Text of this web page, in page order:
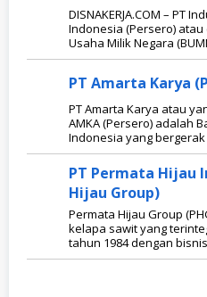
DISNAKERJA.COM – PT
Indonesia (Persero) atau
Usaha Milik Negara
PT Amarta Karya
PT Amarta Karya atau
AMKA (Persero) adalah
Indonesia yang bergerak
PT Permata Hijau
Hijau Group)
Permata Hijau Group
kelapa sawit yang
tahun 1984 dengan